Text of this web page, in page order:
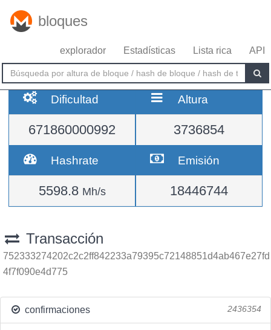
bloques
explorador Estadísticas Lista rica API
Dificultad
671860000992
Altura
3736854
Hashrate
5598.8 Mh/s
Emisión
18446744
Transacción
752333274202c2c2ff842233a79395c72148851d4ab467e27fd
4f7f090e4d775
confirmaciones 2436354